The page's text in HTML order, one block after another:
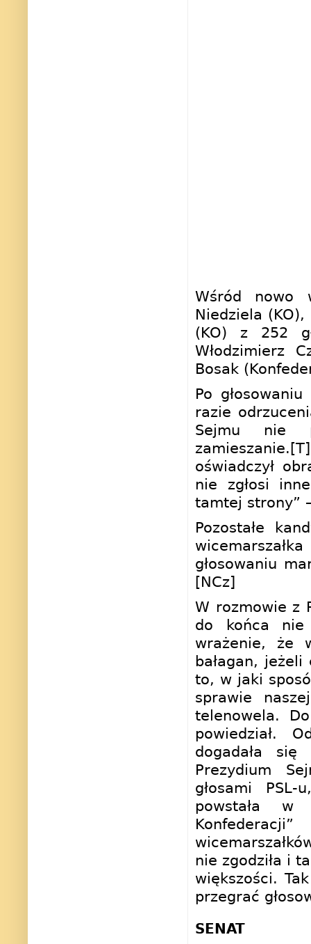
Wśród nowo
Niedziela
(KO) z 252
Włodzimierz
Bosak
Po
razie
Sejmu nie
oświadczył
nie zgłosi
tamtej strony”
Pozostałe
głosowaniu
[NCz]
W rozmowie z
do końca nie
wrażenie, że
bałagan,
to, w jaki
sprawie
telenowela.
powiedział.
dogadała
Prezydium
głosami
powstała w
nie zgodziła i
większości.
przegrać
SENAT